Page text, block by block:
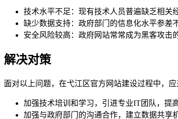
技术水平不足：现有技术人员普遍缺乏相关
缺少数据支持：政府部门的信息化水平参差
安全风险较高：政府网站常常成为黑客攻击
解决对策
面对以上问题，在弋江区官方网站建设过程中，应
加强技术培训和学习，引进专业IT团队，提
加强与政府部门的沟通合作，建立数据共享